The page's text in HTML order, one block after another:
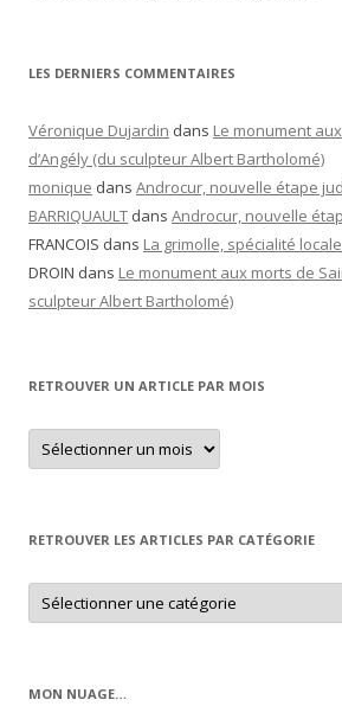
LES DERNIERS COMMENTAIRES
Véronique Dujardin dans Le monument
d’Angély (du sculpteur Albert Bartholomé)
monique dans Androcur, nouvelle étape
BARRIQUAULT dans Androcur, nouvelle
FRANCOIS dans La grimolle, spécialité
DROIN dans Le monument aux morts de
sculpteur Albert Bartholomé)
RETROUVER UN ARTICLE PAR MOIS
Retrouver
un
article
RETROUVER LES ARTICLES PAR CATÉGORIE
Retrouver
les
articles
MON NUAGE…